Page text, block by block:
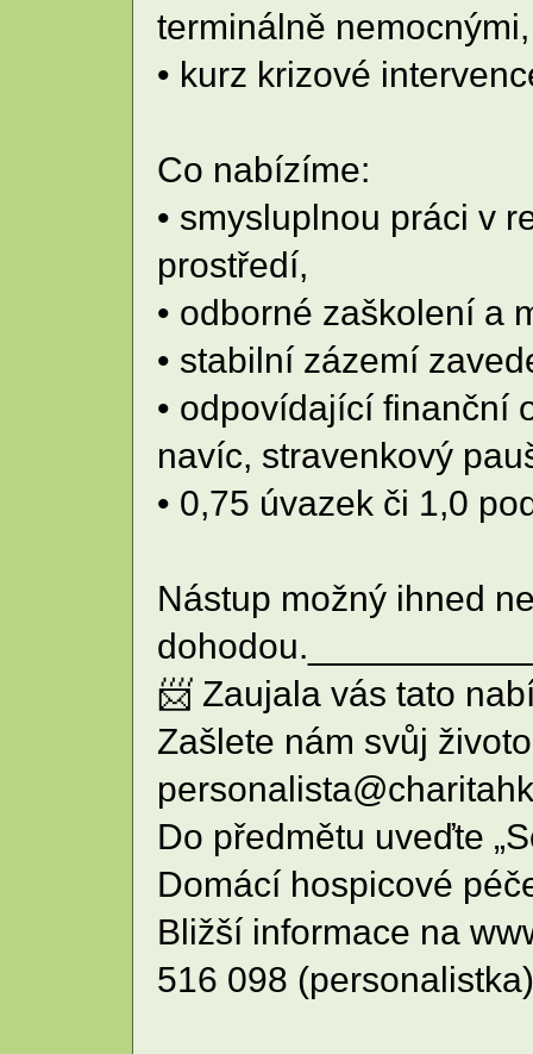
terminálně nemocnými,
• kurz krizové
Co nabízíme:
• smysluplnou práci v
prostředí,
• odborné zaškolení a
• stabilní zázemí
• odpovídající finanční
navíc, stravenkový
• 0,75 úvazek či 1,0
Nástup možný ihned
📨 Zaujala vás tato
Zašlete nám svůj
Do předmětu uveďte
Domácí hospicové
Bližší informace na
516 098 (personalistka)